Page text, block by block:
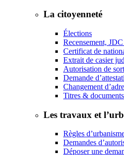
La citoyenneté
Élections
Recensement,
Certificat de
Extrait de casier
Autorisation de
Demande
Changement
Titres &
Les travaux et
Règles
Demandes
Déposer une